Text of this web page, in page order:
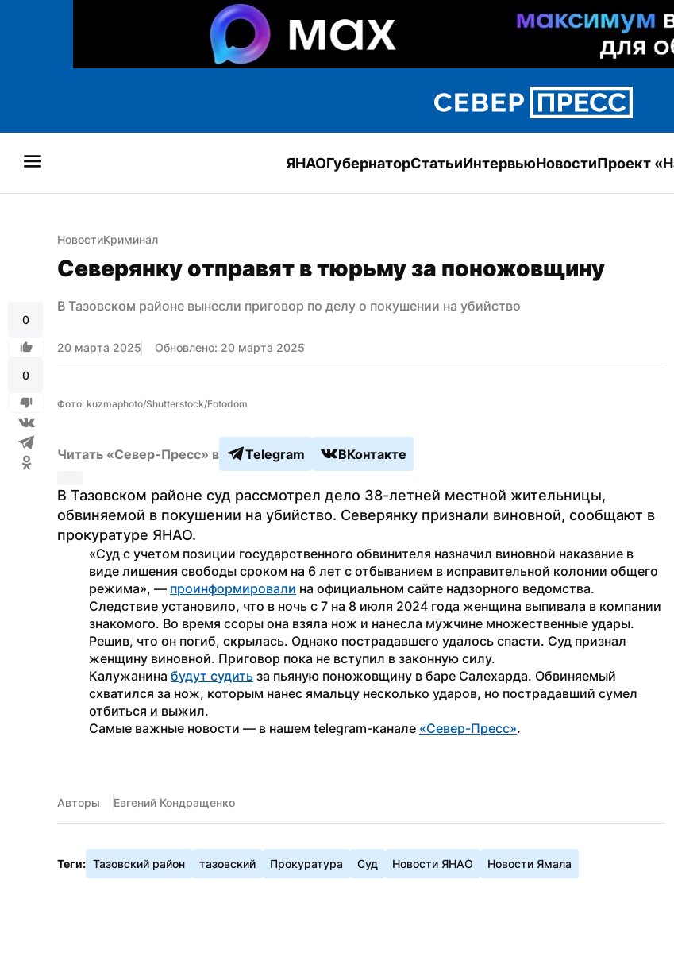
ЯНАОГубернаторСтатьиИнтервьюНовостиПроект
0
0
НовостиКриминал
Северянку отправят в тюрьму за поножовщину
В Тазовском районе вынесли приговор по делу о покушении на убийство
20 марта 2025 Обновлено: 20 марта 2025
Фото: kuzmaphoto/Shutterstock/Fotodom
Читать «Север-Пресс» в Telegram ВКонтакте
В Тазовском районе суд рассмотрел дело 38-летней местной жительницы,
обвиняемой в покушении на убийство. Северянку признали виновной, сообщают в
прокуратуре ЯНАО.
«Суд с учетом позиции государственного обвинителя назначил виновной наказание в
виде лишения свободы сроком на 6 лет с отбыванием в исправительной колонии общего
режима», — проинформировали на официальном сайте надзорного ведомства.
Следствие установило, что в ночь с 7 на 8 июля 2024 года женщина выпивала в компании
знакомого. Во время ссоры она взяла нож и нанесла мужчине множественные удары.
Решив, что он погиб, скрылась. Однако пострадавшего удалось спасти. Суд признал
женщину виновной. Приговор пока не вступил в законную силу.
Калужанина будут судить за пьяную поножовщину в баре Салехарда. Обвиняемый
схватился за нож, которым нанес ямальцу несколько ударов, но пострадавший сумел
отбиться и выжил.
Самые важные новости — в нашем telegram-канале «Север-Пресс».
Авторы Евгений Кондращенко
Теги: Тазовский район тазовский Прокуратура Суд Новости ЯНАО Новости Ямала